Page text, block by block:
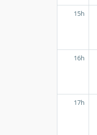
15h
16h
17h